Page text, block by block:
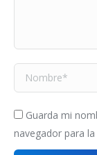
Nombre *
Guarda mi
navegador para